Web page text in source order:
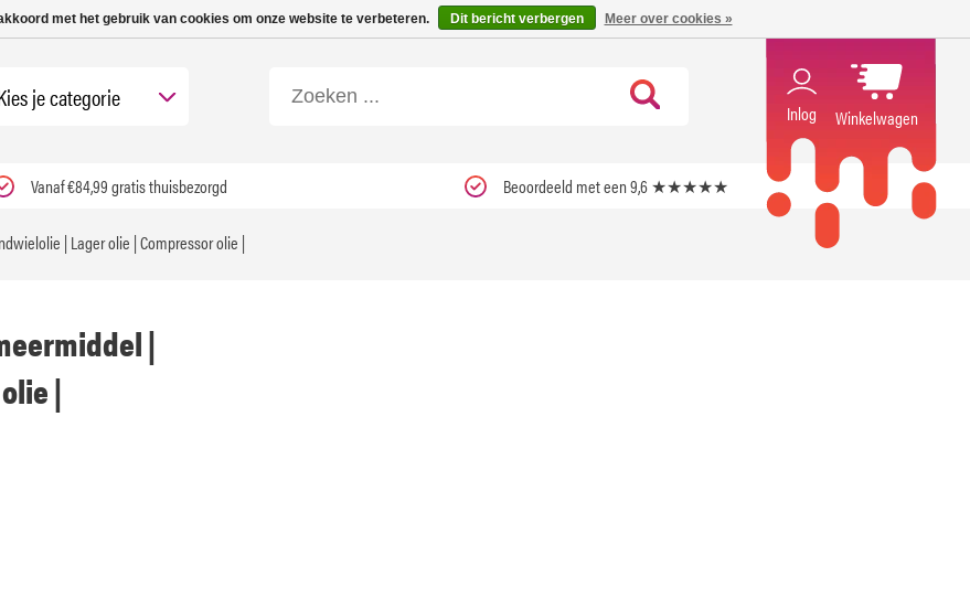
werkdagen | Nu 25% korting op gehele assortiment Carfume met kortingscode ''verfrissend''
je categorie
Inlog Winkelwagen
Vanaf €84,99 gratis thuisbezorgd Beoordeeld met een 9,6 ★★★★★
| Lager olie | Compressor olie |
|
|
met het gebruik van cookies om onze website te verbeteren. Dit bericht verbergen Meer over cookies »